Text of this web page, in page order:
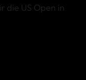
die US Open in